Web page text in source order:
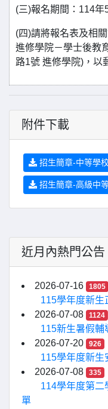
(三)報名期間：114年
(四)請將報名表及相
進修學院－學士後教
路1號 進修學院)，以
附件下載
招生簡章-中等學
招生簡章-高級中
近月內熱門公告
2026-07-16 1805
115學年度新生
2026-07-08
1124
115新生暑假輔
2026-07-20
926
115學年度新生
2026-07-08
335
114學年度第二
單